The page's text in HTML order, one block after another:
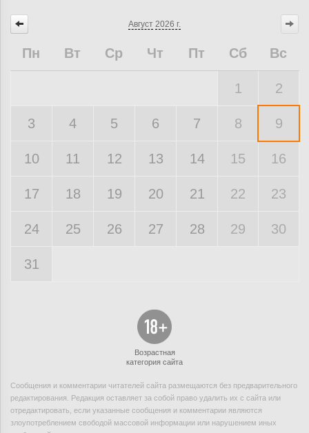
Август 2026 г.
Пн Вт Ср Чт Пт Сб Вс
1 2
3 4 5 6 7 8 9
10 11 12 13 14 15 16
17 18 19 20 21 22 23
24 25 26 27 28 29 30
31
Возрастная
категория сайта
Сообщения и комментарии читателей сайта размещаются без предварительного
редактирования. Редакция оставляет за собой право удалить их с сайта или
отредактировать, если указанные сообщения и комментарии являются
злоупотреблением свободой массовой информации или нарушением иных